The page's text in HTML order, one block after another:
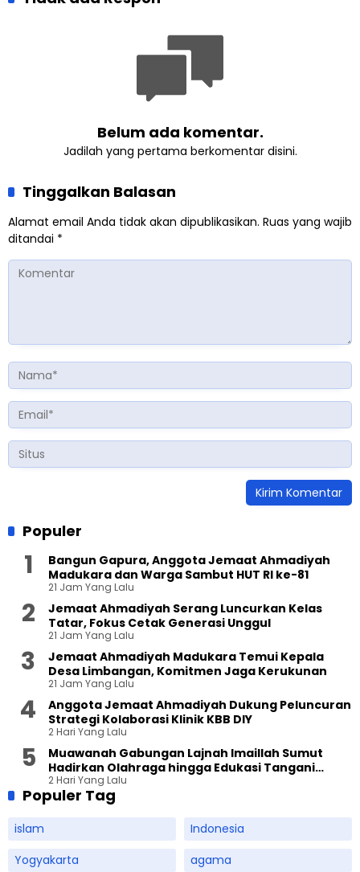
Belum ada komentar.
Jadilah yang pertama berkomentar disini.
Tinggalkan Balasan
Alamat email Anda tidak akan dipublikasikan. Ruas yang wajib
ditandai *
Populer
Bangun Gapura, Anggota Jemaat Ahmadiyah
Madukara dan Warga Sambut HUT RI ke-81
21 Jam Yang Lalu
Jemaat Ahmadiyah Serang Luncurkan Kelas
Tatar, Fokus Cetak Generasi Unggul
21 Jam Yang Lalu
Jemaat Ahmadiyah Madukara Temui Kepala
Desa Limbangan, Komitmen Jaga Kerukunan
21 Jam Yang Lalu
Anggota Jemaat Ahmadiyah Dukung Peluncuran
Strategi Kolaborasi Klinik KBB DIY
2 Hari Yang Lalu
Muawanah Gabungan Lajnah Imaillah Sumut
Hadirkan Olahraga hingga Edukasi Tangani
Sampah
2 Hari Yang Lalu
Populer Tag
islam
Indonesia
Yogyakarta
agama